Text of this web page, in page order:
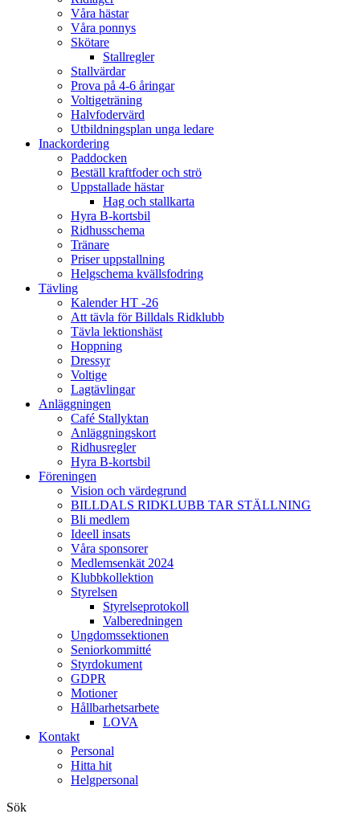
Våra hästar
Våra ponnys
Skötare
Stallregler
Stallvärdar
Prova på 4-6 åringar
Voltigeträning
Halvfodervärd
Utbildningsplan unga ledare
Inackordering
Paddocken
Beställ kraftfoder och strö
Uppstallade hästar
Hag och stallkarta
Hyra B-kortsbil
Ridhusschema
Tränare
Priser uppstallning
Helgschema kvällsfodring
Tävling
Kalender HT -26
Att tävla för Billdals Ridklubb
Tävla lektionshäst
Hoppning
Dressyr
Voltige
Lagtävlingar
Anläggningen
Café Stallyktan
Anläggningskort
Ridhusregler
Hyra B-kortsbil
Föreningen
Vision och värdegrund
BILLDALS RIDKLUBB TAR STÄLLNING
Bli medlem
Ideell insats
Våra sponsorer
Medlemsenkät 2024
Klubbkollektion
Styrelsen
Styrelseprotokoll
Valberedningen
Ungdomssektionen
Seniorkommitté
Styrdokument
GDPR
Motioner
Hållbarhetsarbete
LOVA
Kontakt
Personal
Hitta hit
Helgpersonal
Sök